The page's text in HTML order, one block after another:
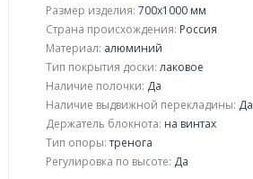
Размер изделия: 700x1000 мм
Страна происхождения: Россия
Материал: алюминий
Тип покрытия доски: лаковое
Наличие полочки: Да
Наличие выдвижной перекладины: Да
Держатель блокнота: на винтах
Тип опоры:тренога
Регулировка по высоте: Да